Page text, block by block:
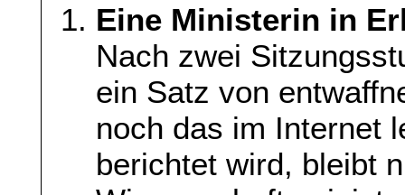
Eine Ministerin in
Nach zwei
ein Satz von
noch das im Internet
berichtet wird, bleibt